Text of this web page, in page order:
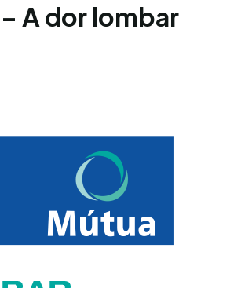
A dor lombar